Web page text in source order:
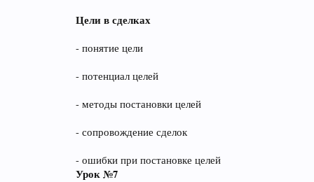
Цели в сделках
- понятие цели
- потенциал целей
- методы постановки целей
- сопровождение сделок
- ошибки при постановке целей
Урок №7